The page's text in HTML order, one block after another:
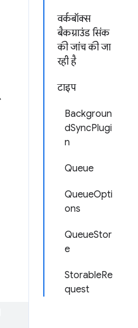
वर्कबॉक्स
बैकग्राउंड सिंक
की जांच की जा
रही है
टाइप
Backgroun
dSyncPlugi
n
Queue
QueueOpti
ons
QueueStor
e
StorableRe
quest